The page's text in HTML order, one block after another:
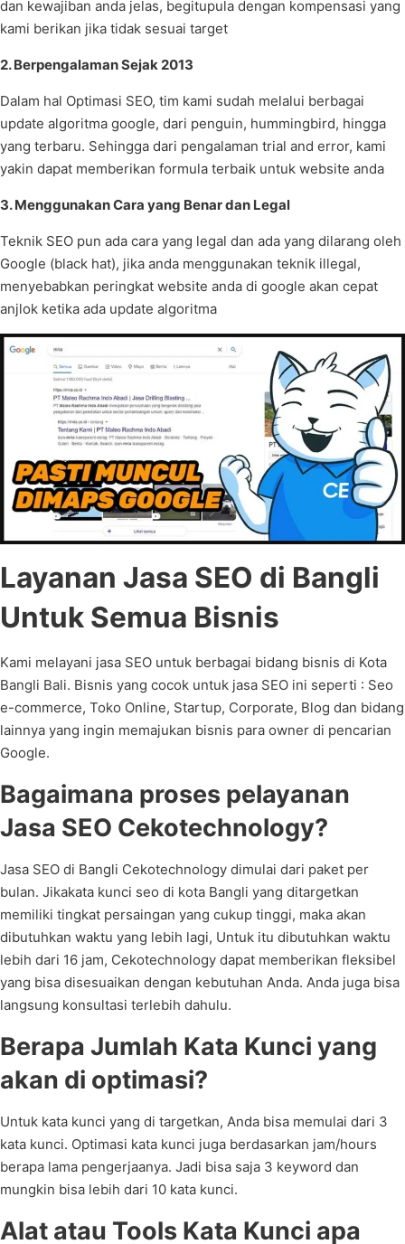
dan kewajiban anda jelas, begitupula dengan kompensasi yang
kami berikan jika tidak sesuai target
2. Berpengalaman Sejak 2013
Dalam hal Optimasi SEO, tim kami sudah melalui berbagai
update algoritma google, dari penguin, hummingbird, hingga
yang terbaru. Sehingga dari pengalaman trial and error, kami
yakin dapat memberikan formula terbaik untuk website anda
3. Menggunakan Cara yang Benar dan Legal
Teknik SEO pun ada cara yang legal dan ada yang dilarang oleh
Google (black hat), jika anda menggunakan teknik illegal,
menyebabkan peringkat website anda di google akan cepat
anjlok ketika ada update algoritma
Layanan Jasa SEO di Bangli
Untuk Semua Bisnis
Kami melayani jasa SEO untuk berbagai bidang bisnis di Kota
Bangli Bali. Bisnis yang cocok untuk jasa SEO ini seperti : Seo
e-commerce, Toko Online, Startup, Corporate, Blog dan bidang
lainnya yang ingin memajukan bisnis para owner di pencarian
Google.
Bagaimana proses pelayanan
Jasa SEO Cekotechnology?
Jasa SEO di Bangli Cekotechnology dimulai dari paket per
bulan. Jikakata kunci seo di kota Bangli yang ditargetkan
memiliki tingkat persaingan yang cukup tinggi, maka akan
dibutuhkan waktu yang lebih lagi, Untuk itu dibutuhkan waktu
lebih dari 16 jam, Cekotechnology dapat memberikan fleksibel
yang bisa disesuaikan dengan kebutuhan Anda. Anda juga bisa
langsung konsultasi terlebih dahulu.
Berapa Jumlah Kata Kunci yang
akan di optimasi?
Untuk kata kunci yang di targetkan, Anda bisa memulai dari 3
kata kunci. Optimasi kata kunci juga berdasarkan jam/hours
berapa lama pengerjaanya. Jadi bisa saja 3 keyword dan
mungkin bisa lebih dari 10 kata kunci.
Alat atau Tools Kata Kunci apa